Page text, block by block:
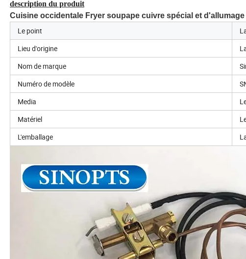
description du produit
Cuisine occidentale Fryer soupape cuivre spécial et
Le point
Lieu d'origine
Nom de marque
Numéro de modèle
Media
Matériel
L'emballage